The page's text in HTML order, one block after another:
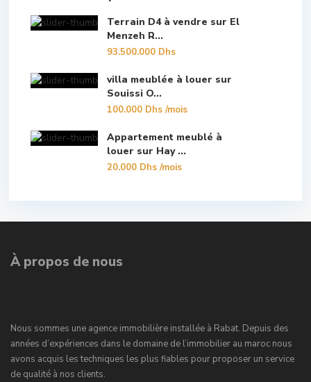
Terrain D4 à vendre sur El
Menzeh R...
93.500.000 Dhs
villa meublée à louer sur
Souissi O...
100.000 Dhs/mois
Appartement meublé à
louer sur Hay ...
20.000 Dhs/mois
À propos de nous
Nous sommes une agence immobilière installée à Rabat. Depuis des
années d’expériences dans le domaine de l’immobilier au maroc nous
avons acquis les techniques les plus fiables pour proposer un service
de qualité à nos clients.